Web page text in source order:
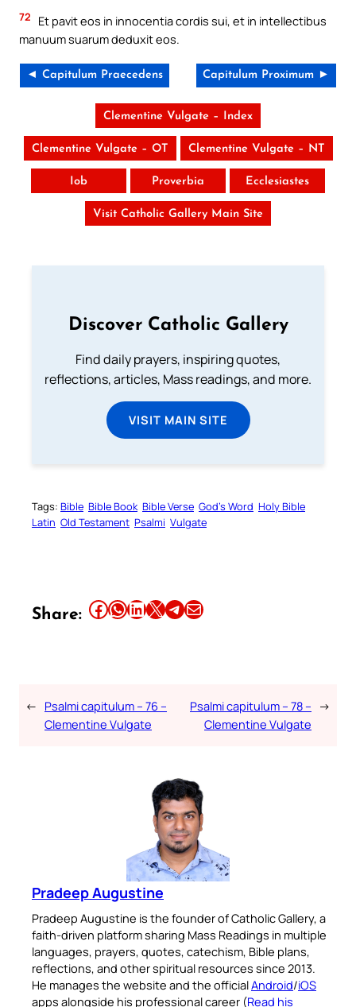
72
Et pavit eos in innocentia cordis sui, et in intellectibus
manuum suarum deduxit eos.
◄ Capitulum Praecedens Capitulum Proximum ►
Clementine Vulgate – Index
Clementine Vulgate – OT Clementine Vulgate – NT
Iob Proverbia Ecclesiastes
Visit Catholic Gallery Main Site
Discover Catholic Gallery
Find daily prayers, inspiring quotes,
reflections, articles, Mass readings, and more.
VISIT MAIN SITE
Tags: Bible Bible Book Bible Verse God’s Word Holy Bible
Latin Old Testament Psalmi Vulgate
Share: Share this article on Facebook Share this article on WhatsApp Share this article on LinkedIn Share this article on X Share this article on TelegramEmail this Article
← Psalmi capitulum – 76 –
Clementine Vulgate
Psalmi capitulum – 78 –
Clementine Vulgate
→
Pradeep Augustine
Pradeep Augustine is the founder of Catholic Gallery, a
faith-driven platform sharing Mass Readings in multiple
languages, prayers, quotes, catechism, Bible plans,
reflections, and other spiritual resources since 2013.
He manages the website and the officialAndroid/iOS
apps alongside his professional career (Read his